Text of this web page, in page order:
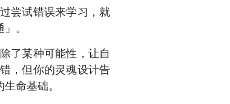
尝试错误来学习，就
。
了某种可能性，让自
，但你的灵魂设计告
命基础。